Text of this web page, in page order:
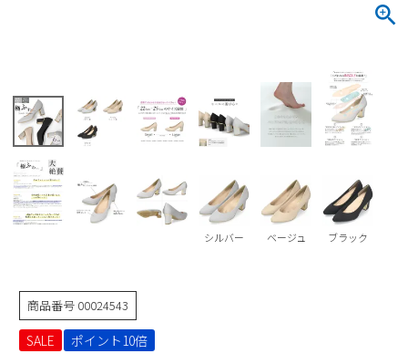
ウェア
Parade
SKECHERS
puma
ブーツ
ウェア
Parade
GAP
EDWIN
ブーツ
Parade
SKECHERS
瞬足
ボディバッグ
ハンドバッグ
ビジネスバッグ
財布
ケア用品
雑貨
店舗一覧
ご利用ガイド
メルマガ購買
シルバー ベージュ ブラック
商品番号 00024543
SALE ポイント10倍